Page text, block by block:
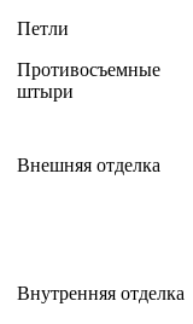
Петли
Противосъемные
штыри
Внешняя отделка
Внутренняя отделка